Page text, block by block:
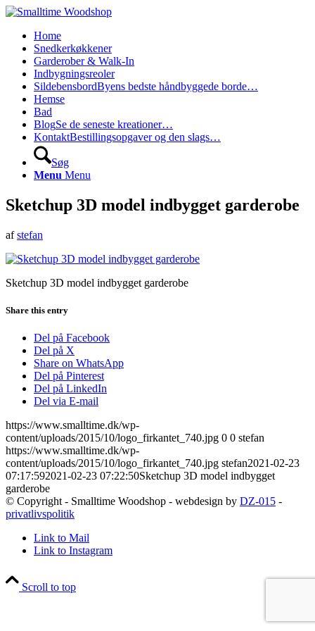
Home
Snedkerkøkkener
Garderober & Walk-In
Indbygningsreoler
SildebensbordByens bedste håndbyggede borde…
Hemse
Bad
BlogSe de seneste kreationer…
KontaktBestillingsopgaver og den slags…
Søg
Menu Menu
Sketchup 3D model indbygget garderobe
afstefan
Sketchup 3D model indbygget garderobe
Share this entry
Del på Facebook
Del på X
Share on WhatsApp
Del på Pinterest
Del på LinkedIn
Del via E-mail
https://www.smalltime.dk/wp-
content/uploads/2015/10/logo_firkantet_740.jpg 0 0 stefan
https://www.smalltime.dk/wp-
content/uploads/2015/10/logo_firkantet_740.jpg stefan2021-02-23
07:17:592021-02-23 07:22:50Sketchup 3D model indbygget
garderobe
© Copyright - Smalltime Woodshop - webdesign by DZ-015 -
privatlivspolitik
Link to Mail
Link to Instagram
Scroll to top